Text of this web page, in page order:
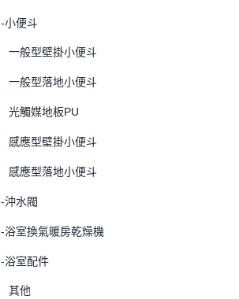
-小便斗
一般型壁掛小便斗
一般型落地小便斗
光觸媒地板PU
感應型壁掛小便斗
感應型落地小便斗
-沖水閥
-浴室換氣暖房乾燥機
-浴室配件
其他